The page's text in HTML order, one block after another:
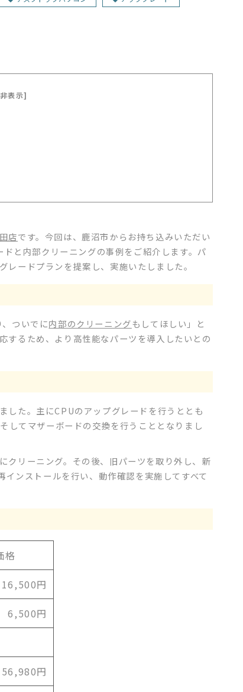
表示]
店です。今回は、鹿沼市からお持ち込みいただい
ドと内部クリーニングの事例をご紹介します。パ
ードプランを提案し、実施いたしました。
ついでに内部のクリーニングもしてほしい」と
するため、より高性能なパーツを導入したいとの
した。主にCPUのアップグレードを行うととも
してマザーボードの交換を行うこととなりまし
クリーニング。その後、旧パーツを取り外し、新
ンストールを行い、動作確認を実施してすべて
格
16,500円
6,500円
56,980円